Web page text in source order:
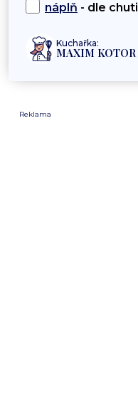
náplň - dle chuti
Kuchařka:
MAXIM KOTOR
Reklama